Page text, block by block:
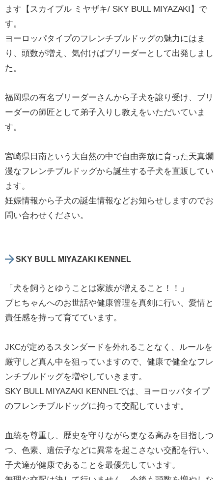
ます【スカイブル ミヤザキ/ SKY BULL MIYAZAKI】で
す。
ヨーロッパタイプのフレンチブルドッグの魅力にはま
り、頭数が増え、気付けばブリーダーとして出発しまし
た。
福岡県の有名ブリーダーさんから子犬を譲り受け、ブリ
ーダーの師匠として弟子入りし教えをいただいていま
す。
宮崎県日南という大自然の中で自由奔放に育った天真爛
漫なフレンチブルドッグから誕生する子犬を直販してい
ます。
妊娠情報から子犬の誕生情報などお知らせしますのでお
問い合わせください。
SKY BULL MIYAZAKI KENNEL
「犬を飼うとゆうことは家族が増えること！！」
ブヒちゃんへのお世話や健康管理を真剣に行い、愛情と
責任感を持って育てています。
JKCが定めるスタンダードを外れることなく、ルールを
厳守しど真ん中を狙っていますので、健康で健全なフレ
ンチブルドッグを増やしていきます。
SKY BULL MIYAZAKI KENNELでは、ヨーロッパタイプ
のフレンチブルドッグに拘って交配しています。
血統を尊重し、歴史を守りながら更なる高みを目指しつ
つ、色素、遺伝子などに異常を起こさない交配を行い、
子犬達が健康であることを最優先しています。